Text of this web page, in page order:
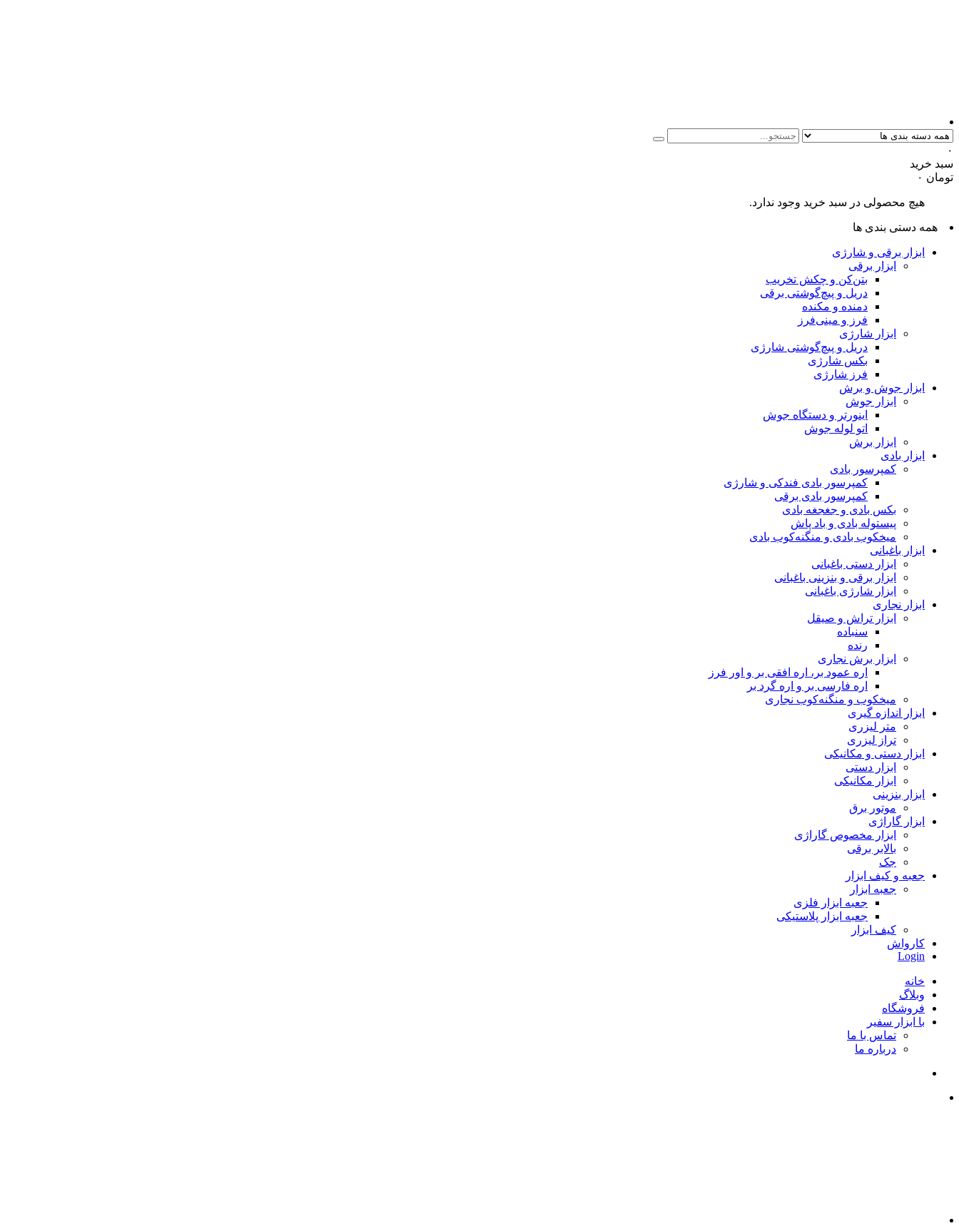
۰
سبد خرید
تومان
هیچ محصولی در سبد خرید وجود ندارد.
همه دستی بندی ها
ابزار برقی و شارژی
ابزار برقی
بتن‌کن و چکش تخریب
دریل و پیچ‌گوشتی برقی
دمنده و مکنده
فرز و مینی‌فرز
ابزار شارژی
دریل و پیچ‌گوشتی شارژی
بکس شارژی
فرز شارژی
ابزار جوش و برش
ابزار جوش
اینورتر و دستگاه جوش
اتو لوله جوش
ابزار برش
ابزار بادی
کمپرسور بادی
کمپرسور بادی فندکی و شارژی
کمپرسور بادی برقی
بکس بادی و جغجغه بادی
پیستوله بادی و باد پاش
میخکوب بادی و منگنه‌کوب بادی
ابزار باغبانی
ابزار دستی باغبانی
ابزار برقی و بنزینی باغبانی
ابزار شارژی باغبانی
ابزار نجاری
ابزار تراش و صیقل
سنباده
رنده
ابزار برش نجاری
اره عمود بر، اره افقی بر و اور فرز
اره فارسی بر و اره گرد بر
میخکوب و منگنه‌کوب نجاری
ابزار اندازه گیری
متر لیزری
تراز لیزری
ابزار دستی و مکانیکی
ابزار دستی
ابزار مکانیکی
ابزار بنزینی
موتور برق
ابزار گاراژی
ابزار مخصوص گاراژی
بالابر برقی
جک
جعبه و کیف ابزار
جعبه ابزار
جعبه ابزار فلزی
جعبه ابزار پلاستیکی
کیف ابزار
کارواش
Login
خانه
وبلاگ
فروشگاه
با ابزار سفیر
تماس با ما
درباره ما